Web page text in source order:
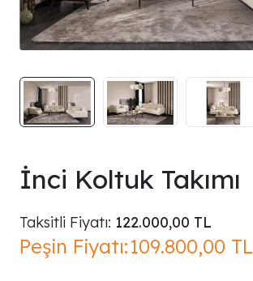
İnci Koltuk Takımı
Taksitli Fiyatı: 122.000,00 TL
Peşin Fiyatı:109.800,00 TL